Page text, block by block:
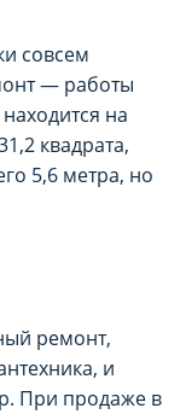
совсем
— работы
на
квадрата,
5,6 метра, но
ремонт,
и
При продаже в